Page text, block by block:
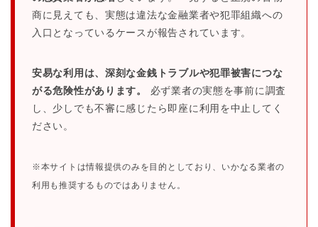
商に見えても、実態は違法な金融業者や犯罪組織への
入口となっているケースが報告されています。
安易な利用は、深刻な金銭トラブルや犯罪被害につな
がる危険性があります。
必ず業者の実態を事前に調査
し、少しでも不審に感じたら即座に利用を中止してく
ださい。
※本サイトは情報提供のみを目的としており、いかなる業者の
利用も推奨するものではありません。